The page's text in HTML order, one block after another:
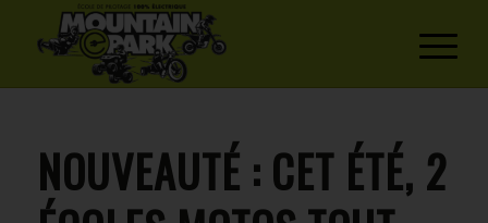
NOUVEAUTÉ : CET ÉTÉ, 2